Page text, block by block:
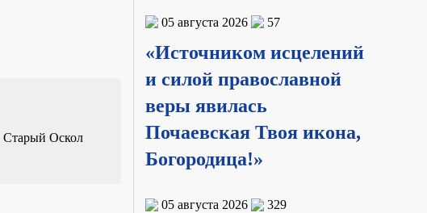
Старый Оскол
05 августа 2026 57
«Источником исцелений
и силой православной
веры явилась
Почаевская Твоя икона,
Богородица!»
05 августа 2026 329